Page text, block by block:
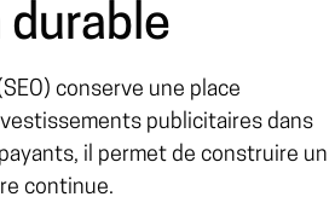
durable
SEO) conserve une place
publicitaires dans
il permet de construire un
continue.